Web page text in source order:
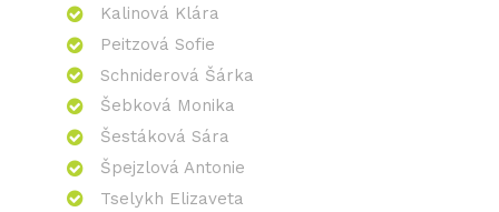
Kalinová Klára
Peitzová Sofie
Schniderová Šárka
Šebková Monika
Šestáková Sára
Špejzlová Antonie
Tselykh Elizaveta